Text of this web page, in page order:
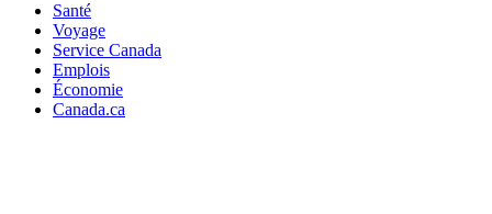
Santé
Voyage
Service Canada
Emplois
Économie
Canada.ca